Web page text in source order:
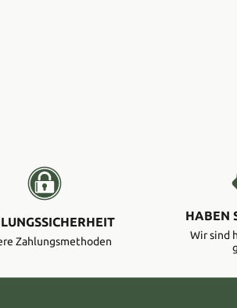
Zahlungsmethoden
HABEN
Wir sind